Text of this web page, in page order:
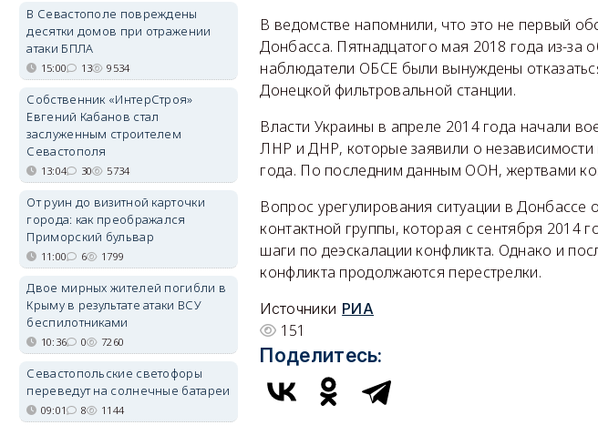
В ведомстве напомнили, что это не первый
Донбасса. Пятнадцатого мая 2018 года из-за
наблюдатели ОБСЕ были вынуждены
Донецкой фильтровальной станции.
Власти Украины в апреле 2014 года начали
ЛНР и ДНР, которые заявили о
года. По последним данным ООН, жертвами
Вопрос урегулирования ситуации в
контактной группы, которая с сентября 2014
шаги по деэскалации конфликта. Однако и
конфликта продолжаются перестрелки.
Источники РИА
151
Поделитесь:
В Севастополе повреждены
десятки домов при отражении
атаки БПЛА
15:00 13 9534
Собственник «ИнтерСтроя»
Евгений Кабанов стал
заслуженным строителем
Севастополя
13:04 30 5734
От руин до визитной карточки
города: как преображался
Приморский бульвар
11:00 6 1799
Двое мирных жителей погибли в
Крыму в результате атаки ВСУ
беспилотниками
10:36 0 7260
Севастопольские светофоры
переведут на солнечные батареи
09:01 8 1144